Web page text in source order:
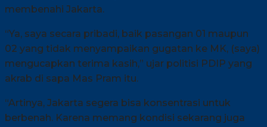
membenahi Jakarta.
“Ya, saya secara pribadi, baik pasangan 01 maupun
02 yang tidak menyampaikan gugatan ke MK, (saya)
mengucapkan terima kasih,” ujar politisi PDIP yang
akrab di sapa Mas Pram itu.
“Artinya, Jakarta segera bisa konsentrasi untuk
berbenah. Karena memang kondisi sekarang juga